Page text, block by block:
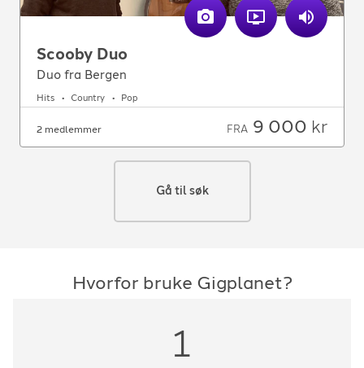
Scooby Duo
Duo fra Bergen
Hits Country Pop
2 medlemmer FRA 9 000 kr
Gå til søk
Hvorfor bruke Gigplanet?
1